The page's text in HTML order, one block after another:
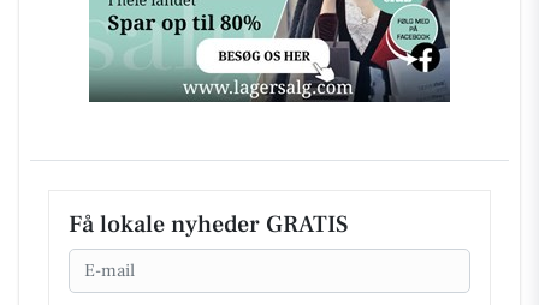
Få lokale nyheder GRATIS
Email